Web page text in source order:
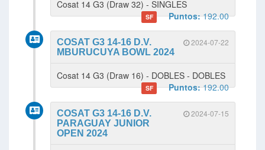
Cosat 14 G3 (Draw 32) - SINGLES
SF Puntos:192.00
2024-07-22
COSAT G3 14-16 D.V.
MBURUCUYA BOWL 2024
Cosat 14 G3 (Draw 16) - DOBLES - DOBLES
SF Puntos:192.00
2024-07-15
COSAT G3 14-16 D.V.
PARAGUAY JUNIOR
OPEN 2024